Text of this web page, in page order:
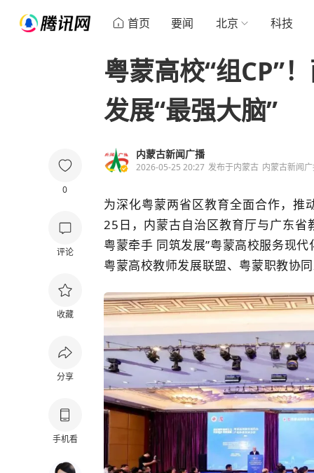
首页 要闻 北京 科技
0
评论
收藏
分享
手机看
粤蒙高校“组CP”
发展“最强大脑”
内蒙古新闻广播
2026-05-25 20:27 发布于内蒙古 内蒙古新闻
为深化粤蒙两省区教育全面合作，
25 日，内蒙古自治区教育厅与广东省
粤蒙牵手 同筑发展”粤蒙高校服务现
粤蒙高校教师发展联盟、粤蒙职教协